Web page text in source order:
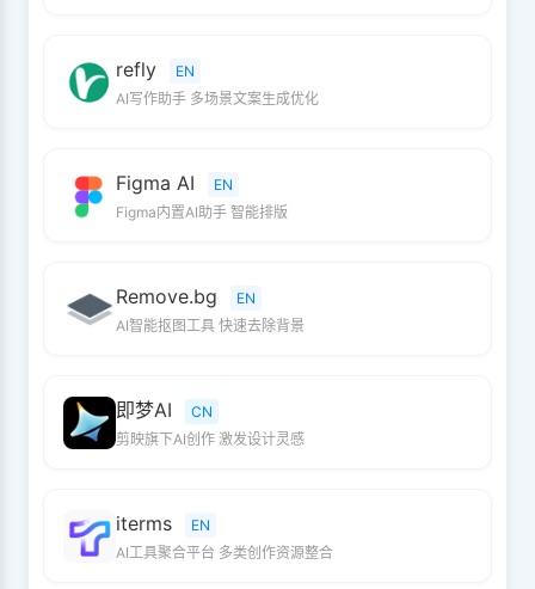
refly
EN
AI写作助手 多场景文案生成优化
Figma AI
EN
Figma内置AI助手 智能排版
Remove.bg
EN
AI智能抠图工具 快速去除背景
即梦AI
CN
剪映旗下AI创作 激发设计灵感
iterms
EN
AI工具聚合平台 多类创作资源整合